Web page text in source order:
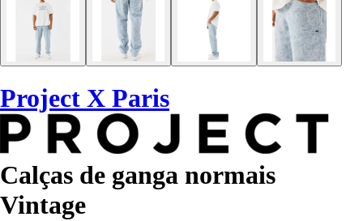
Project X Paris
Calças de ganga normais
Vintage